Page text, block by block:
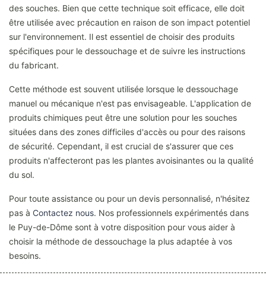
des souches. Bien que cette technique soit efficace, elle doit
être utilisée avec précaution en raison de son impact potentiel
sur l'environnement. Il est essentiel de choisir des produits
spécifiques pour le dessouchage et de suivre les instructions
du fabricant.
Cette méthode est souvent utilisée lorsque le dessouchage
manuel ou mécanique n'est pas envisageable. L'application de
produits chimiques peut être une solution pour les souches
situées dans des zones difficiles d'accès ou pour des raisons
de sécurité. Cependant, il est crucial de s'assurer que ces
produits n'affecteront pas les plantes avoisinantes ou la qualité
du sol.
Pour toute assistance ou pour un devis personnalisé, n'hésitez
pas à Contactez nous. Nos professionnels expérimentés dans
le Puy-de-Dôme sont à votre disposition pour vous aider à
choisir la méthode de dessouchage la plus adaptée à vos
besoins.